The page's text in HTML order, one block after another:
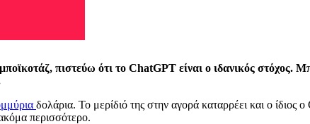
πιστεύω ότι το ChatGPT είναι ο ιδανικός στόχος.
δολάρια. Το μερίδιό της στην αγορά καταρρέει και ο ίδιος
περισσότερο.